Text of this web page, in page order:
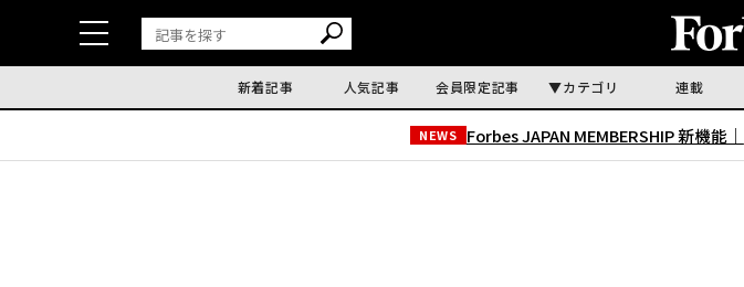
新着記事 人気記事 会員限定記事 カテゴリ 連載
NEWS Forbes JAPAN MEMBERSHIP 新機能｜